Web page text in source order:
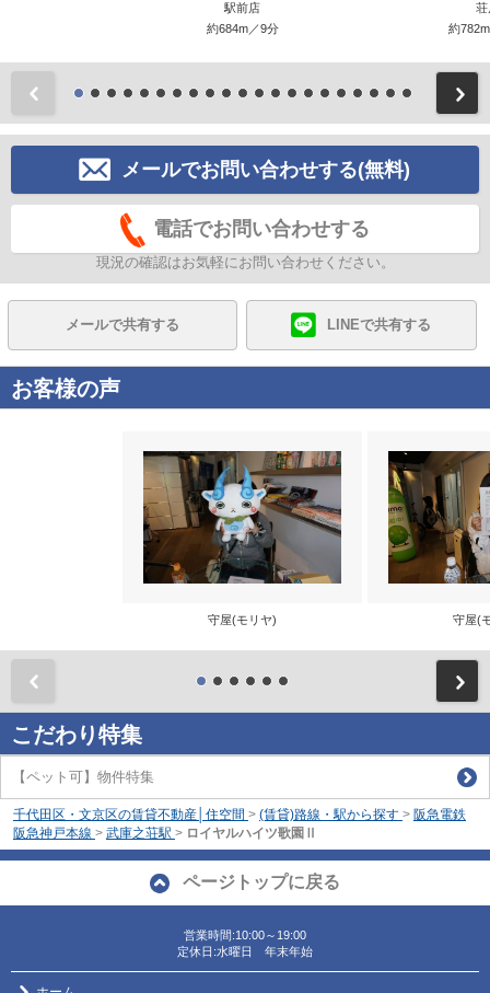
駅前店
約684m／9分
荘
約
前
メールでお問い合わせする(無料)
電話でお問い合わせする
現況の確認はお気軽にお問い合わせください。
メールで共有する LINEで共有する
お客様の声
守屋(モリヤ) 守屋(
こだわり特集
【ペット可】物件特集
千代田区・文京区の賃貸不動産│住空間 > (賃貸)路線・駅から探す > 阪急電鉄
阪急神戸本線 > 武庫之荘駅 > ロイヤルハイツ歌園Ⅱ
ページトップに戻る
営業時間:10:00～19:00
定休日:水曜日 年末年始